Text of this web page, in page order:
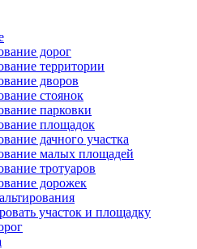
дорог
территории
дворов
стоянок
парковки
площадок
дачного участка
малых площадей
тротуаров
дорожек
участок и площадку